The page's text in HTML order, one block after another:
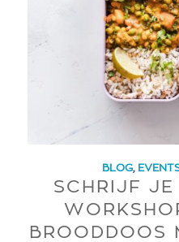
BLOG,
SCHRIJF
BROODDOOS